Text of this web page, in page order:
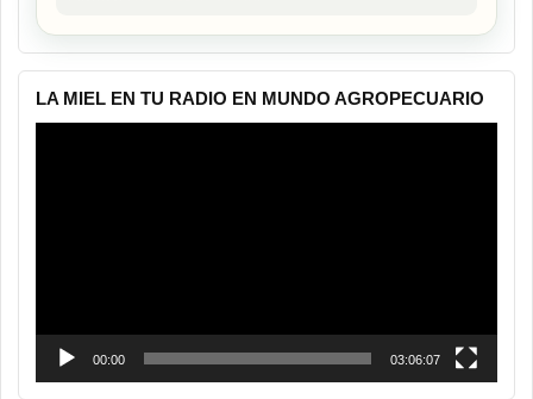
LA MIEL EN TU RADIO EN MUNDO AGROPECUARIO
00:00 03:06:07